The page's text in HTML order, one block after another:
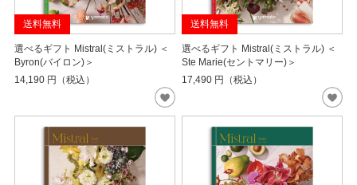
送料無料
選べるギフト Mistral(ミストラル) ＜
Byron(バイロン)＞
14,190 円（税込）
送料無料
選べるギフト Mistral(ミストラル) ＜
Ste Marie(セントマリー)＞
17,490 円（税込）